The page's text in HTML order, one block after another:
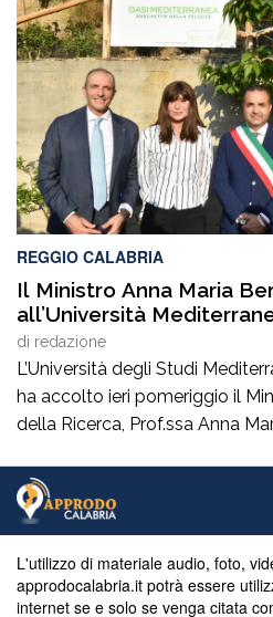
Associazione Italiana Giovani
Palmi e dall’ONDIF –
di Famiglia – […]
REGGIO CALABRIA
Il Ministro Anna Maria
all’Università
di redazione
L’Università degli Studi
ha accolto ieri pomeriggio il
della Ricerca, Prof.ssa Anna
arrivo, il Ministro ha inaugurato
denominato “Oasi
Verde e Decoro di Ateneo con
[…]
L'utilizzo di materiale audio, foto,
approdocalabria.it potrà essere
internet se e solo se venga citata